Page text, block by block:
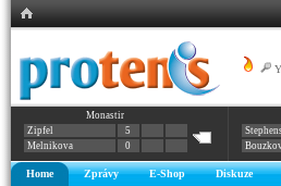
Monastir
Zipfel
5
Melnikova
0
Stephens
Home Zprávy E-Shop Diskuze